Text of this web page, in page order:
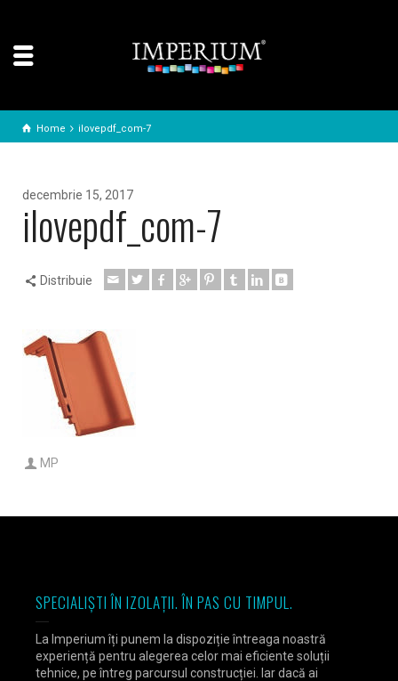
Home ilovepdf_com-7
decembrie 15, 2017
ilovepdf_com-7
Distribuie
MP
SPECIALIȘTI ÎN IZOLAȚII. ÎN PAS CU TIMPUL.
La Imperium îți punem la dispoziție întreaga noastră
experiență pentru alegerea celor mai eficiente soluții
tehnice, pe întreg parcursul construcției. Iar dacă ai